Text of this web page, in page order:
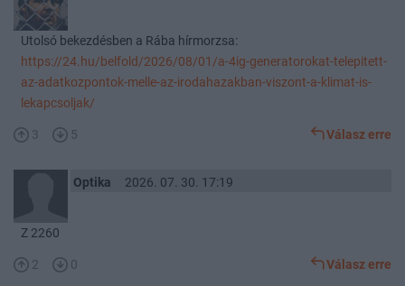
Utolsó bekezdésben a Rába hírmorzsa:
https://24.hu/belfold/2026/08/01/a-4ig-generatorokat-telepitett-
az-adatkozpontok-melle-az-irodahazakban-viszont-a-klimat-is-
lekapcsoljak/
3 5 Válasz erre
Optika 2026. 07. 30. 17:19
Z 2260
2 0 Válasz erre